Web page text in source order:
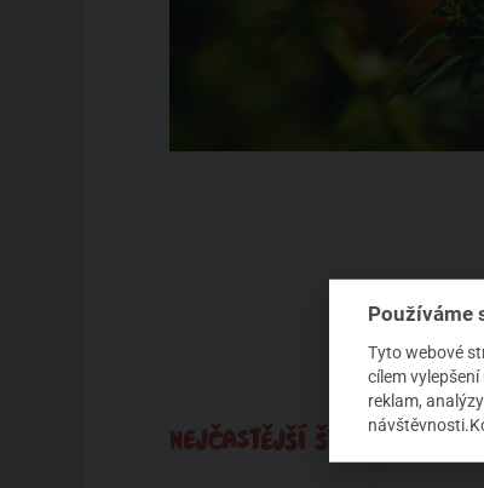
NEJČASTĚJŠÍ ŠTÍTKY
Používáme
Tyto webové
cílem
reklam,